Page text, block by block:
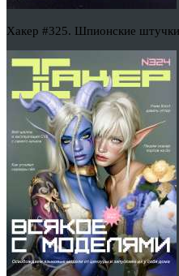
Хакер #325. Шпионские штучки